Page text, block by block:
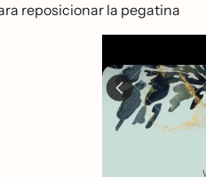
reposicionar la pegatina